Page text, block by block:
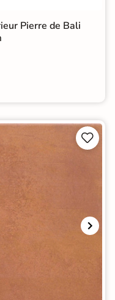
Pierre de Bali

